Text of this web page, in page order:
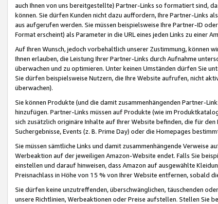
auch Ihnen von uns bereitgestellte) Partner-Links so formatiert sind,
können. Sie dürfen Kunden nicht dazu auffordern, Ihre Partner-Links
aus aufgerufen werden. Sie müssen beispielsweise Ihre Partner-ID
Format erscheint) als Parameter in die URL eines jeden Links zu einer
Auf Ihren Wunsch, jedoch vorbehaltlich unserer Zustimmung, können
Ihnen erlauben, die Leistung Ihrer Partner-Links durch Aufnahme
überwachen und zu optimieren. Unter keinen Umständen dürfen Sie
Sie dürfen beispielsweise Nutzern, die Ihre Website aufrufen, nicht
überwachen).
Sie können Produkte (und die damit zusammenhängenden Partner-
hinzufügen. Partner-Links müssen auf Produkte (wie im
sich zusätzlich originäre Inhalte auf Ihrer Website befinden, die für
Suchergebnisse, Events (z. B. Prime Day) oder die Homepages
Sie müssen sämtliche Links und damit zusammenhängende
Werbeaktion auf der jeweiligen Amazon-Website endet. Falls Sie
einstellen und darauf hinweisen, dass Amazon auf ausgewählte
Preisnachlass in Höhe von 15 % von Ihrer Website entfernen, sobald
Sie dürfen keine unzutreffenden, überschwänglichen, täuschenden
unsere Richtlinien, Werbeaktionen oder Preise aufstellen. Stellen Sie